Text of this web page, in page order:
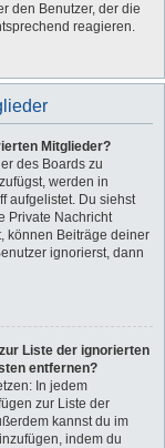
den Benutzer, der die
reagieren.
Mitglieder?
des Boards zu
werden in
aufgelistet. Du siehst
Private Nachricht
können Beiträge deiner
ignorierst, dann
Liste der ignorierten
entfernen?
In jedem
zur Liste der
kannst du im
indem du